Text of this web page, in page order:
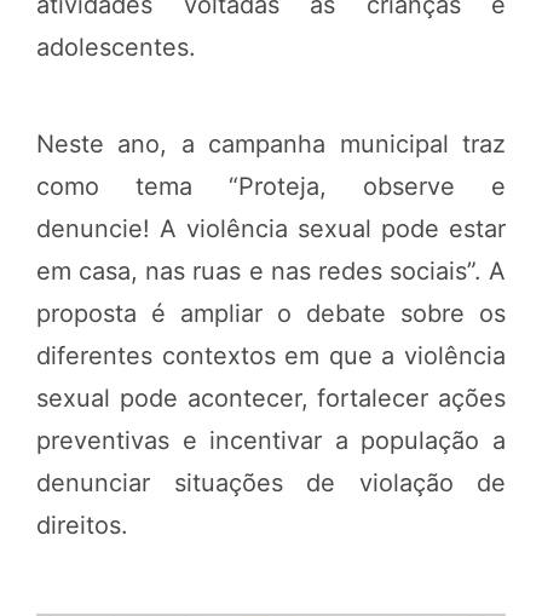
adolescentes.
Neste ano, a campanha municipal traz
como tema “Proteja, observe e
denuncie! A violência sexual pode estar
em casa, nas ruas e nas redes sociais”. A
proposta é ampliar o debate sobre os
diferentes contextos em que a violência
sexual pode acontecer, fortalecer ações
preventivas e incentivar a população a
denunciar situações de violação de
direitos.